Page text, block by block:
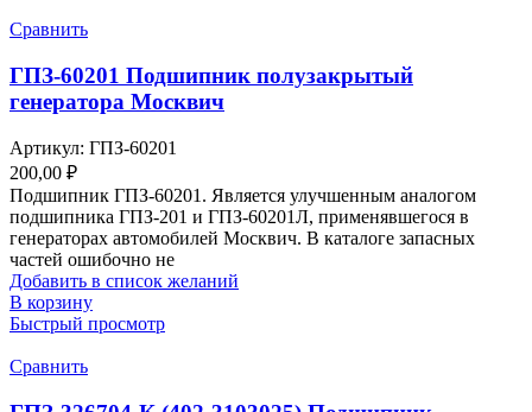
Сравнить
ГПЗ-60201 Подшипник полузакрытый
генератора Москвич
Артикул: ГПЗ-60201
200,00 ₽
Подшипник ГПЗ-60201. Является улучшенным аналогом
подшипника ГПЗ-201 и ГПЗ-60201Л, применявшегося в
генераторах автомобилей Москвич. В каталоге запасных
частей ошибочно не
Добавить в список желаний
В корзину
Быстрый просмотр
Сравнить